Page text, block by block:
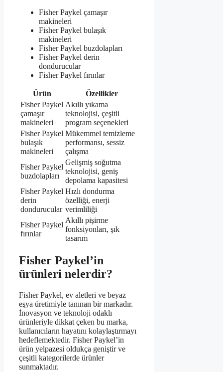
Fisher Paykel çamaşır
makineleri
Fisher Paykel bulaşık
makineleri
Fisher Paykel buzdolapları
Fisher Paykel derin
dondurucular
Fisher Paykel fırınlar
Ürün
Özellikler
Fisher Paykel
çamaşır
makineleri
Akıllı yıkama
teknolojisi, çeşitli
program seçenekleri
Fisher Paykel
bulaşık
makineleri
Mükemmel temizleme
performansı, sessiz
çalışma
Fisher Paykel
buzdolapları
Gelişmiş soğutma
teknolojisi, geniş
depolama kapasitesi
Fisher Paykel
derin
dondurucular
Hızlı dondurma
özelliği, enerji
verimliliği
Fisher Paykel
fırınlar
Akıllı pişirme
fonksiyonları, şık
tasarım
Fisher Paykel’in
ürünleri nelerdir?
Fisher Paykel, ev aletleri ve beyaz
eşya üretimiyle tanınan bir markadır.
İnovasyon ve teknoloji odaklı
ürünleriyle dikkat çeken bu marka,
kullanıcıların hayatını kolaylaştırmayı
hedeflemektedir. Fisher Paykel’in
ürün yelpazesi oldukça geniştir ve
çeşitli kategorilerde ürünler
sunmaktadır.